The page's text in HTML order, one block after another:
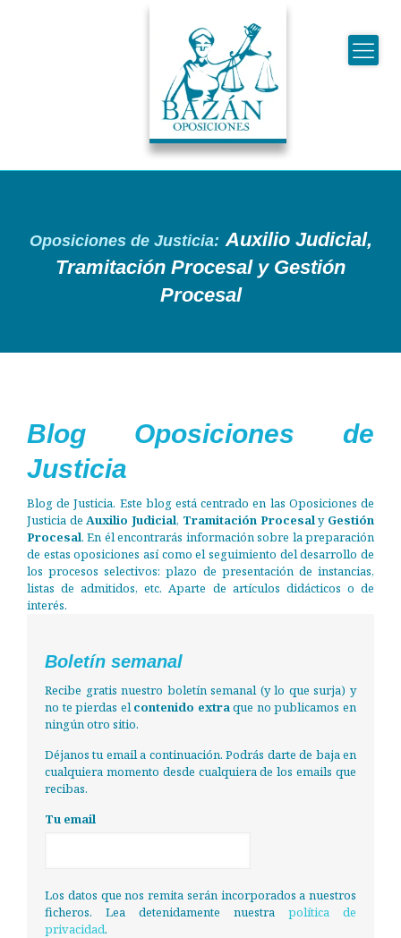
Oposiciones de Justicia: Auxilio Judicial,
Tramitación Procesal y Gestión
Procesal
Blog Oposiciones de
Justicia
Blog de Justicia. Este blog está centrado en las Oposiciones de
Justicia deAuxilio Judicial, Tramitación Procesaly Gestión
Procesal. En él encontrarás información sobre la preparación
de estas oposiciones así como el seguimiento del desarrollo de
los procesos selectivos: plazo de presentación de instancias,
listas de admitidos, etc. Aparte de artículos didácticos o de
interés.
Boletín semanal
Recibe gratis nuestro boletín semanal (y lo que surja) y
no te pierdas elcontenido extraque no publicamos en
ningún otro sitio.
Déjanos tu email a continuación. Podrás darte de baja en
cualquiera momento desde cualquiera de los emails que
recibas.
Tu email
Los datos que nos remita serán incorporados a nuestros
ficheros. Lea detenidamente nuestra política de
privacidad.